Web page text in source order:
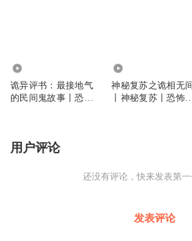
诡异评书：最接地气
的民间鬼故事丨恐怖
神秘复苏之诡相无
丨神秘复苏丨恐怖复
用户评论
还没有评论，快来发表第一
发表评论